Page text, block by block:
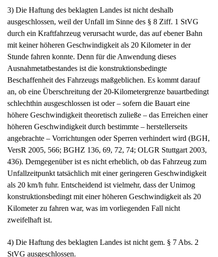
ausgeschlossen, weil der Unfall im Sinne des § 8 Ziff. 1 StVG
durch ein Kraftfahrzeug verursacht wurde, das auf ebener Bahn
mit keiner höheren Geschwindigkeit als 20 Kilometer in der
Stunde fahren konnte. Denn für die Anwendung dieses
Ausnahmetatbestandes ist die konstruktionsbedingte
Beschaffenheit des Fahrzeugs maßgeblichen. Es kommt darauf
an, ob eine Überschreitung der 20-Kilometergrenze bauartbedingt
schlechthin ausgeschlossen ist oder – sofern die Bauart eine
höhere Geschwindigkeit theoretisch zuließe – das Erreichen einer
höheren Geschwindigkeit durch bestimmte – herstellerseits
angebrachte – Vorrichtungen oder Sperren verhindert wird (BGH,
VersR 2005, 566; BGHZ 136, 69, 72, 74; OLGR Stuttgart 2003,
436). Demgegenüber ist es nicht erheblich, ob das Fahrzeug zum
Unfallzeitpunkt tatsächlich mit einer geringeren Geschwindigkeit
als 20 km/h fuhr. Entscheidend ist vielmehr, dass der Unimog
konstruktionsbedingt mit einer höheren Geschwindigkeit als 20
Kilometer zu fahren war, was im vorliegenden Fall nicht
zweifelhaft ist.
StVG ausgeschlossen.